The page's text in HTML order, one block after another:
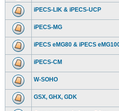
iPECS-LIK & iPECS-UCP
iPECS-MG
iPECS eMG80 & iPECS
iPECS-CM
W-SOHO
GSX, GHX, GDK